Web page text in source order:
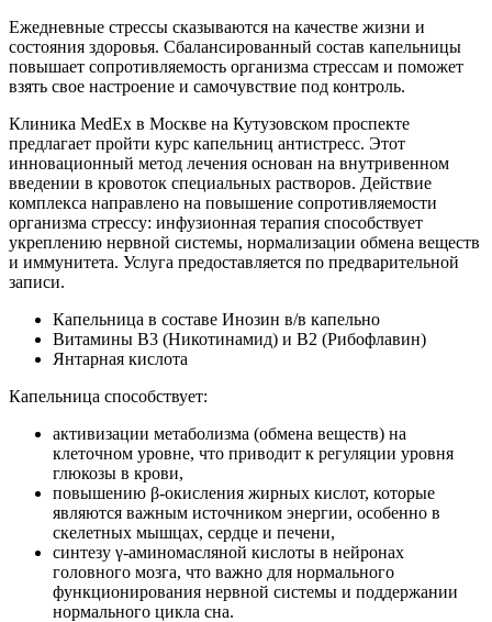
Ежедневные стрессы сказываются на качестве жизни и
состояния здоровья. Сбалансированный состав капельницы
повышает сопротивляемость организма стрессам и поможет
взять свое настроение и самочувствие под контроль.
Клиника MedEx в Москве на Кутузовском проспекте
предлагает пройти курс капельниц антистресс. Этот
инновационный метод лечения основан на внутривенном
введении в кровоток специальных растворов. Действие
комплекса направлено на повышение сопротивляемости
организма стрессу: инфузионная терапия способствует
укреплению нервной системы, нормализации обмена веществ
и иммунитета. Услуга предоставляется по предварительной
записи.
Капельница в составе Инозин в/в капельно
Витамины В3 (Никотинамид) и В2 (Рибофлавин)
Янтарная кислота
Капельница способствует:
активизации метаболизма (обмена веществ) на
клеточном уровне, что приводит к регуляции уровня
глюкозы в крови,
повышению β-окисления жирных кислот, которые
являются важным источником энергии, особенно в
скелетных мышцах, сердце и печени,
синтезу γ-аминомасляной кислоты в нейронах
головного мозга, что важно для нормального
функционирования нервной системы и поддержании
нормального цикла сна.